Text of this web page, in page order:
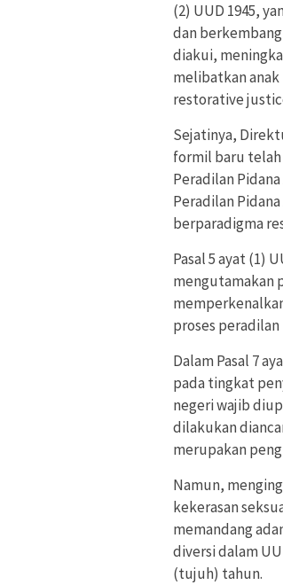
(2) UUD 1945,
dan
diakui,
melibatkan
restorative
Sejatinya,
formil baru telah
Peradilan
Peradilan
berparadigma
Pasal 5 ayat (1)
mengutamakan
proses
Dalam Pasal 7
pada tingkat
negeri wajib
dilakukan
merupakan
Namun,
kekerasan
memandang
diversi dalam
(tujuh) tahun.